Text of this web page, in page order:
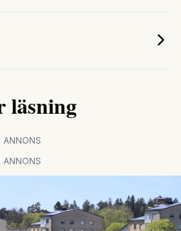
läsning
ANNONS
ANNONS